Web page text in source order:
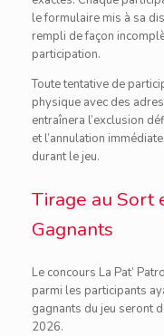
le formulaire mis à sa
rempli de façon
participation.
Toute tentative de
physique avec des
entraînera l’exclusion
et l’annulation
durant le jeu.
Tirage au Sort
Gagnants
Le concours La Pat’
parmi les participants
gagnants du jeu seront
2026.